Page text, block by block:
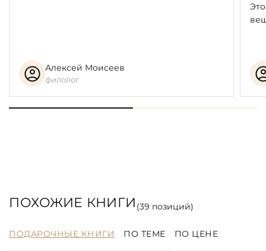
Алексей Моисеев
филолог
ПОХОЖИЕ КНИГИ (39 позиций)
ПОДАРОЧНЫЕ КНИГИ ПО ТЕМЕ ПО ЦЕНЕ